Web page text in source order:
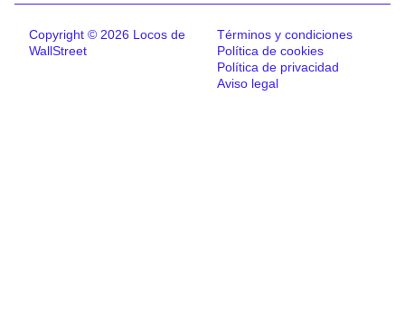
Copyright © 2026 Locos de
WallStreet
Términos y condiciones
Política de cookies
Política de privacidad
Aviso legal